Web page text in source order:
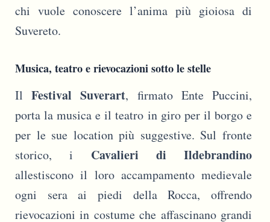
chi vuole conoscere l’anima più gioiosa di
Suvereto.
Musica, teatro e rievocazioni sotto le stelle
IlFestival Suverart, firmato Ente Puccini,
porta la musica e il teatro in giro per il borgo e
per le sue location più suggestive. Sul fronte
storico, i Cavalieri di Ildebrandino
allestiscono il loro accampamento medievale
ogni sera ai piedi della Rocca, offrendo
rievocazioni in costume che affascinano grandi